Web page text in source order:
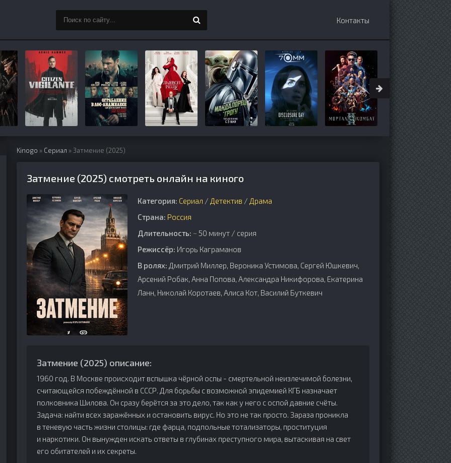
Контакты
Kinogo » Сериал » Затмение (2025)
Затмение (2025) смотреть онлайн на киного
Категория: Сериал / Детектив / Драма
Страна: Россия
Длительность: ~ 50 минут / серия
Режиссёр: Игорь Каграманов
В ролях: Дмитрий Миллер, Вероника Устимова, Сергей Юшкевич,
Арсений Робак, Анна Попова, Александра Никифорова, Екатерина
Ланн, Николай Коротаев, Алиса Кот, Василий Буткевич
Затмение (2025) описание:
1960 год. В Москве происходит вспышка чёрной оспы - смертельной неизлечимой болезни,
считающейся побеждённой в СССР. Для борьбы с возможной эпидемией КГБ назначает
полковника Шилова. Он сразу берётся за это дело, так как у него с оспой давние счёты.
Задача: найти всех заражённых и остановить вирус. Но это не так просто. Зараза проникла
в теневую часть жизни столицы: где фарца, подпольные тотализаторы, проституция
и наркотики. Он вынужден искать ответы в глубинах преступного мира, вытаскивая на свет
его обитателей и их секреты.